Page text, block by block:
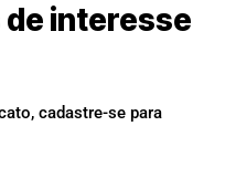
interesse
cadastre-se para